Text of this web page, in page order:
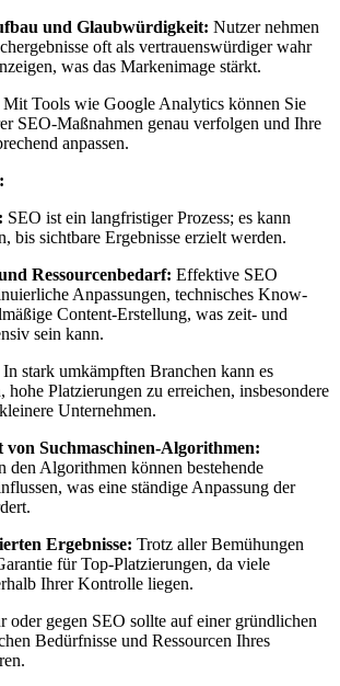
und Glaubwürdigkeit: Nutzer nehmen
oft als vertrauenswürdiger wahr
was das Markenimage stärkt.
Mit Tools wie Google Analytics können Sie
SEO-Maßnahmen genau verfolgen und Ihre
anpassen.
SEO ist ein langfristiger Prozess; es kann
bis sichtbare Ergebnisse erzielt werden.
Ressourcenbedarf: Effektive SEO
Anpassungen, technisches Know-
Content-Erstellung, was zeit- und
sein kann.
In stark umkämpften Branchen kann es
hohe Platzierungen zu erreichen, insbesondere
Unternehmen.
von Suchmaschinen-Algorithmen:
den Algorithmen können bestehende
was eine ständige Anpassung der
Ergebnisse: Trotz aller Bemühungen
für Top-Platzierungen, da viele
Ihrer Kontrolle liegen.
oder gegen SEO sollte auf einer gründlichen
Bedürfnisse und Ressourcen Ihres